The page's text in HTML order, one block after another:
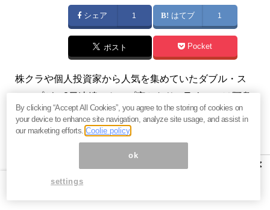
シェア 1 はてブ 1
ポスト Pocket
株クラや個人投資家から人気を集めていたダブル・ス
コープが、3日連続ストップ安となり、Twitterでは阿鼻
叫喚が発せられ、お祭り状態となった。なぜ、このよ
うなことが起きたのか。ダブル・スコープ騒動発生の
ンズ Team xoxo あなたに寄り添う投資情報
×
By clicking “Accept All Cookies”, you agree to the storing of cookies on
your device to enhance site navigation, analyze site usage, and assist in
our marketing efforts.Coolie policy
ok
settings